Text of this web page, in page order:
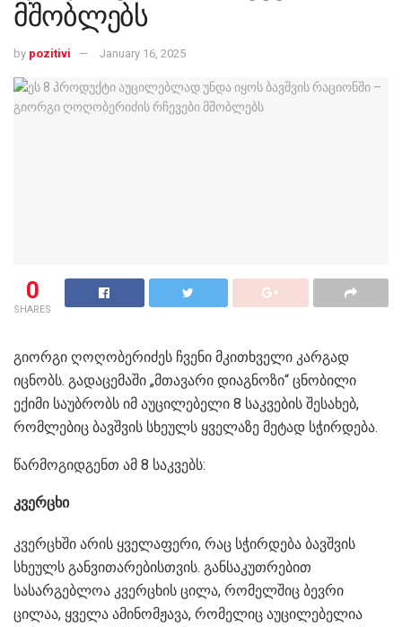
მშობლებს
by pozitivi January 16, 2025
0
SHARES
გიორგი ღოღობერიძეს ჩვენი მკითხველი კარგად
იცნობს. გადაცემაში „მთავარი დიაგნოზი“ ცნობილი
ექიმი საუბრობს იმ აუცილებელი 8 საკვების შესახებ,
რომლებიც ბავშვის სხეულს ყველაზე მეტად სჭირდება.
წარმოგიდგენთ ამ 8 საკვებს:
კვერცხი
კვერცხში არის ყველაფერი, რაც სჭირდება ბავშვის
სხეულს განვითარებისთვის. განსაკუთრებით
სასარგებლოა კვერცხის ცილა, რომელშიც ბევრი
ცილაა, ყველა ამინომჟავა, რომელიც აუცილებელია